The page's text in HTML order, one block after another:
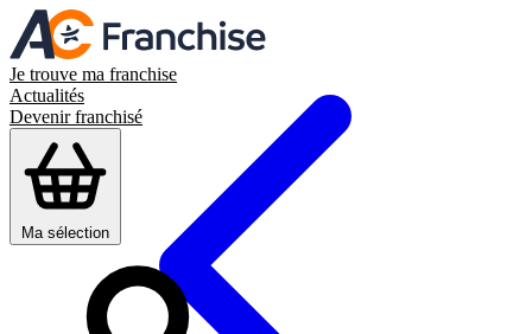
Je trouve ma franchise
Actualités
Devenir franchisé
Ma sélection